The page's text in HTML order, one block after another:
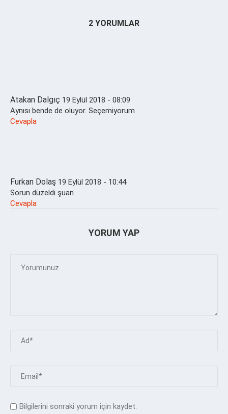
2 YORUMLAR
Atakan Dalgıç 19 Eylül 2018 - 08:09
Aynısı bende de oluyor. Seçemiyorum
Cevapla
Furkan Dolaş 19 Eylül 2018 - 10:44
Sorun düzeldi şuan
Cevapla
YORUM YAP
Bilgilerini sonraki yorum için kaydet.